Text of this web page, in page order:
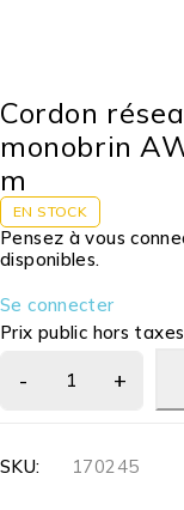
Cordon
monobrin
m
EN STOCK
Pensez à vous
disponibles.
Se connecter
Prix public hors
SKU: 170245